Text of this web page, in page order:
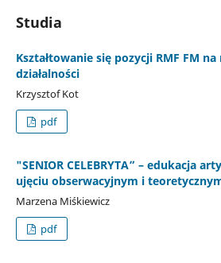
Studia
Kształtowanie się pozycji RMF FM
działalności
Krzysztof Kot
pdf
"SENIOR CELEBRYTA” – edukacja
ujęciu obserwacyjnym i
Marzena Miśkiewicz
pdf